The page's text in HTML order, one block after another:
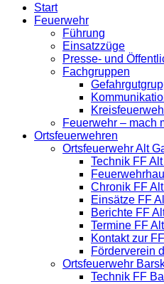
Start
Feuerwehr
Führung
Einsatzzüge
Presse- und
Fachgruppen
Feuerwehr – mach
Ortsfeuerwehren
Ortsfeuerwehr Alt
Technik FF
Chronik FF
Einsätze FF
Berichte FF
Termine FF
Kontakt zur
Förderverein
Ortsfeuerwehr
Technik FF